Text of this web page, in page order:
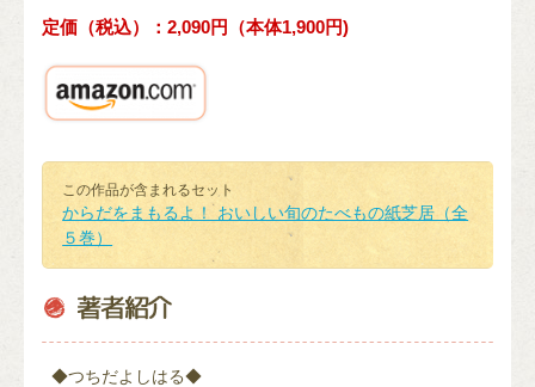
定価（税込）：2,090円（本体1,900円)
この作品が含まれるセット
からだをまもるよ！ おいしい旬のたべもの紙芝居（全
５巻）
◆つちだよしはる◆